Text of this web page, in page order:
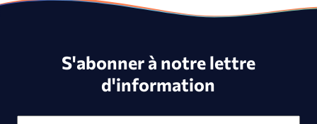
S'abonner à notre lettre
d'information